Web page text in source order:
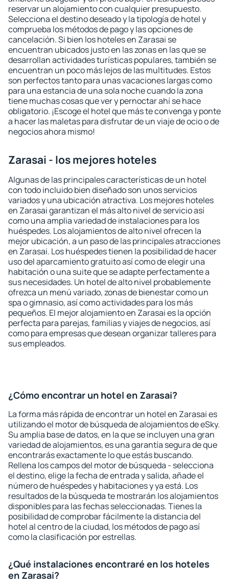
reservar un alojamiento con cualquier presupuesto.
Selecciona el destino deseado y la tipología de hotel y
comprueba los métodos de pago y las opciones de
cancelación. Si bien los hoteles en Zarasai se
encuentran ubicados justo en las zonas en las que se
desarrollan actividades turísticas populares, también se
encuentran un poco más lejos de las multitudes. Estos
son perfectos tanto para unas vacaciones largas como
para una estancia de una sola noche cuando la zona
tiene muchas cosas que ver y pernoctar ahí se hace
obligatorio. ¡Escoge el hotel que más te convenga y ponte
a hacer las maletas para disfrutar de un viaje de ocio o de
negocios ahora mismo!
Zarasai - los mejores hoteles
Algunas de las principales características de un hotel
con todo incluido bien diseñado son unos servicios
variados y una ubicación atractiva. Los mejores hoteles
en Zarasai garantizan el más alto nivel de servicio así
como una amplia variedad de instalaciones para los
huéspedes. Los alojamientos de alto nivel ofrecen la
mejor ubicación, a un paso de las principales atracciones
en Zarasai. Los huéspedes tienen la posibilidad de hacer
uso del aparcamiento gratuito así como de elegir una
habitación o una suite que se adapte perfectamente a
sus necesidades. Un hotel de alto nivel probablemente
ofrezca un menú variado, zonas de bienestar como un
spa o gimnasio, así como actividades para los más
pequeños. El mejor alojamiento en Zarasai es la opción
perfecta para parejas, familias y viajes de negocios, así
como para empresas que desean organizar talleres para
sus empleados.
¿Cómo encontrar un hotel en Zarasai?
La forma más rápida de encontrar un hotel en Zarasai es
utilizando el motor de búsqueda de alojamientos de eSky.
Su amplia base de datos, en la que se incluyen una gran
variedad de alojamientos, es una garantía segura de que
encontrarás exactamente lo que estás buscando.
Rellena los campos del motor de búsqueda - selecciona
el destino, elige la fecha de entrada y salida, añade el
número de huéspedes y habitaciones y ya está. Los
resultados de la búsqueda te mostrarán los alojamientos
disponibles para las fechas seleccionadas. Tienes la
posibilidad de comprobar fácilmente la distancia del
hotel al centro de la ciudad, los métodos de pago así
como la clasificación por estrellas.
¿Qué instalaciones encontraré en los hoteles
en Zarasai?